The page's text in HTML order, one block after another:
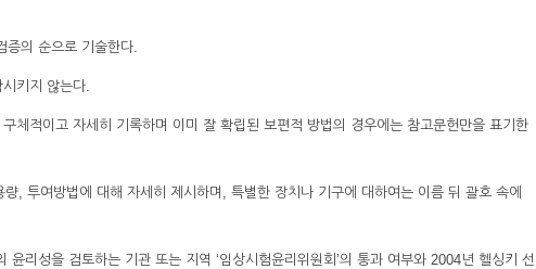
증의 순으로 기술한다.
키지 않는다.
체적이고 자세히 기록하며 이미 잘 확립된 보편적 방법의 경우에는 참고문헌만을 표기한
, 투여방법에 대해 자세히 제시하며, 특별한 장치나 기구에 대하여는 이름 뒤 괄호 속에
리성을 검토하는 기관 또는 지역 ‘임상시험윤리위원회’의 통과 여부와 2004년 헬싱키 선